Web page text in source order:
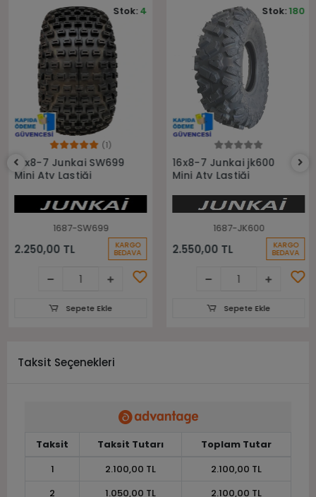
(1)
16x8-7 Junkai SW699
Mini Atv Lastiği
1687-SW699
2.250,00 TL KARGO
BEDAVA
Stok:4
Sepete Ekle
16x8-7 Junkai jk600
Mini Atv Lastiği
1687-JK600
2.550,00 TL KARGO
BEDAVA
Stok:180
Sepete Ekle
Taksit Seçenekleri
Taksit Taksit Tutarı
Toplam Tutar
1
2.100,00 TL
2.100,00 TL
2
1.050,00 TL 2.100,00 TL